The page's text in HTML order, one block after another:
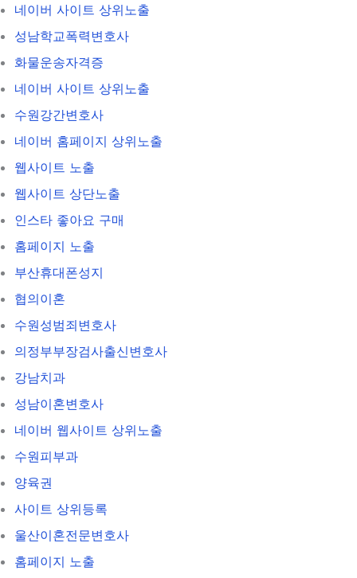
네이버 사이트 상위노출
성남학교폭력변호사
화물운송자격증
네이버 사이트 상위노출
수원강간변호사
네이버 홈페이지 상위노출
웹사이트 노출
웹사이트 상단노출
인스타 좋아요 구매
홈페이지 노출
부산휴대폰성지
협의이혼
수원성범죄변호사
의정부부장검사출신변호사
강남치과
성남이혼변호사
네이버 웹사이트 상위노출
수원피부과
양육권
사이트 상위등록
울산이혼전문변호사
홈페이지 노출